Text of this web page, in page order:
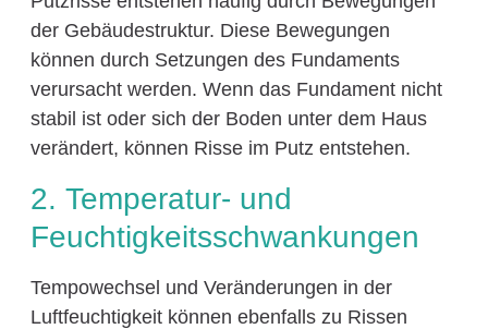
der Gebäudestruktur. Diese Bewegungen
können durch Setzungen des Fundaments
verursacht werden. Wenn das Fundament nicht
stabil ist oder sich der Boden unter dem Haus
verändert, können Risse im Putz entstehen.
2. Temperatur- und
Feuchtigkeitsschwankungen
Tempowechsel und Veränderungen in der
Luftfeuchtigkeit können ebenfalls zu Rissen